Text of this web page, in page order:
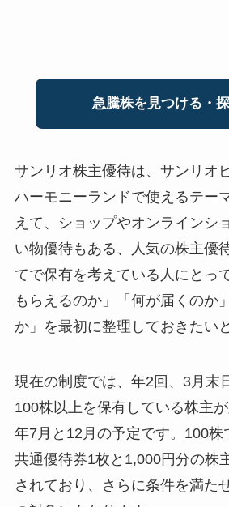
急騰株を見つける・
サンリオ株主優待は、サンリオ
ハーモニーランドで使えるテー
えて、ショップやオンラインシ
い物優待もある、人気の株主優
てで保有を考えている人にとっ
もらえるのか」「何が届くのか
か」を最初に整理しておきたい
現在の制度では、年2回、3月末
100株以上を保有している株主
年7月と12月の予定です。100株
共通優待券1枚と1,000円分の株
されており、さらに条件を満た